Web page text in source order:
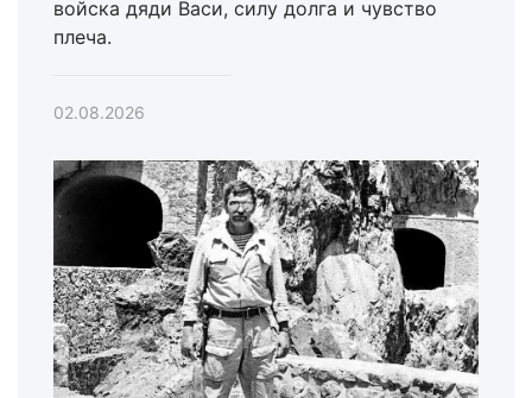
войска дяди Васи, силу долга и чувство
плеча.
02.08.2026